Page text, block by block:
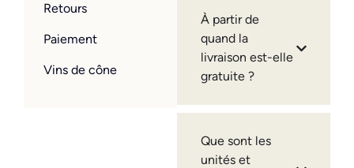
Retours
Paiement
Vins de cône
À partir de
quand la
livraison est-elle
gratuite ?
Que sont les
unités et